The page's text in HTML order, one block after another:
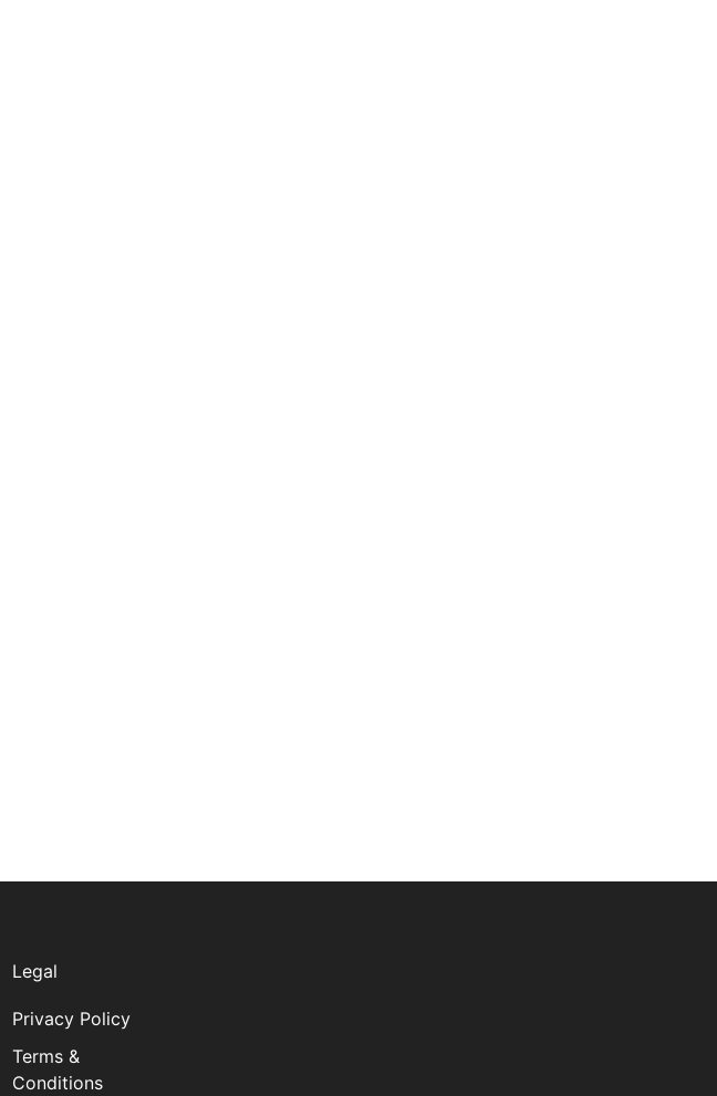
Legal
Privacy Policy
Terms &
Conditions